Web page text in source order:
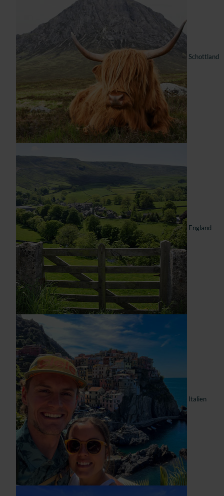
Schottland
England
Italien